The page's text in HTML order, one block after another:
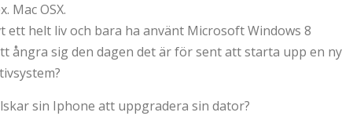
Mac OSX.
helt liv och bara ha använt Microsoft Windows 8
ångra sig den dagen det är för sent att starta upp en ny
sin Iphone att uppgradera sin dator?